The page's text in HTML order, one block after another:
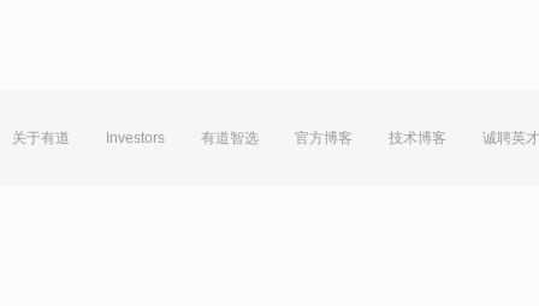
关于有道 Investors 有道智选 官方博客 技术博客 诚聘英才